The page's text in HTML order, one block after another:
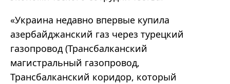
«Украина недавно впервые купила
азербайджанский газ через турецкий
газопровод (Трансбалканский
магистральный газопровод,
Трансбалканский коридор, который